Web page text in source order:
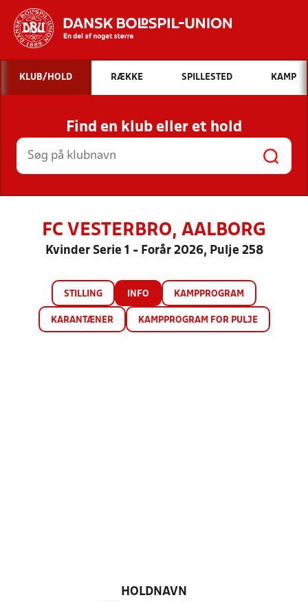
Hvad vil du søge efter?
INDHOLD OG NYHEDER
STILLINGER, RESULTATER, KLUBBER OG
HOLD
KLUB/HOLD RÆKKE SPILLESTED KAMP
Find en klub eller et hold
FC VESTERBRO, AALBORG
Kvinder Serie 1 - Forår 2026, Pulje 258
STILLING INFO KAMPPROGRAM
KARANTÆNER KAMPPROGRAM FOR PULJE
HOLDNAVN